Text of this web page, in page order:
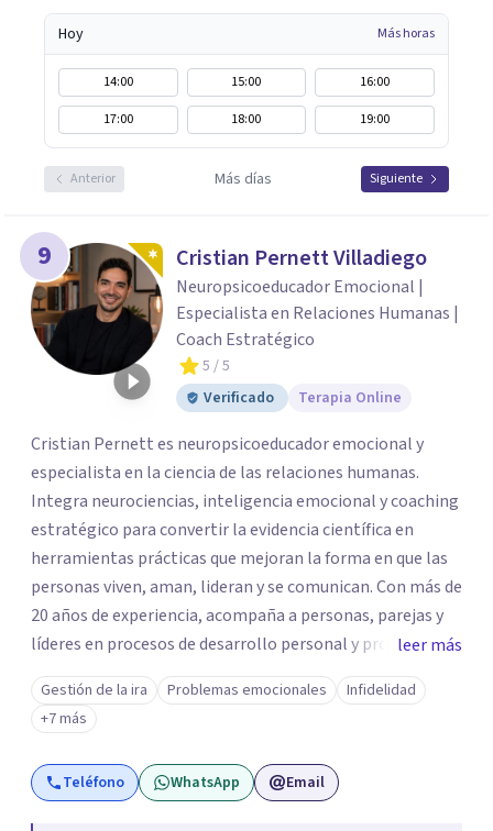
Hoy Más horas
14:00 15:00
16:00
17:00
18:00 19:00
Anterior Más días Siguiente
9 Cristian Pernett Villadiego
Neuropsicoeducador Emocional |
Especialista en Relaciones Humanas |
Coach Estratégico
5 / 5
Verificado
Terapia Online
Cristian Pernett es neuropsicoeducador emocional y
especialista en la ciencia de las relaciones humanas.
Integra neurociencias, inteligencia emocional y coaching
estratégico para convertir la evidencia científica en
herramientas prácticas que mejoran la forma en que las
personas viven, aman, lideran y se comunican. Con más de
20 años de experiencia, acompaña a personas, parejas y
líderes en procesos de desarrollo personal y profesional.
Su trabajo se centra en la regulación emocional, las
relaciones de pareja, la comunicación efectiva y el
liderazgo consciente. Su metodología combina
psicología contemporánea, neurociencias y estrategias
de cambio basadas en evidencia para fortalecer la
leer más
Gestión de la ira Problemas emocionales
Infidelidad
+7 más
Teléfono WhatsApp Email